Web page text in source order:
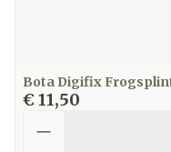
Bota Digifix
€ 11,50